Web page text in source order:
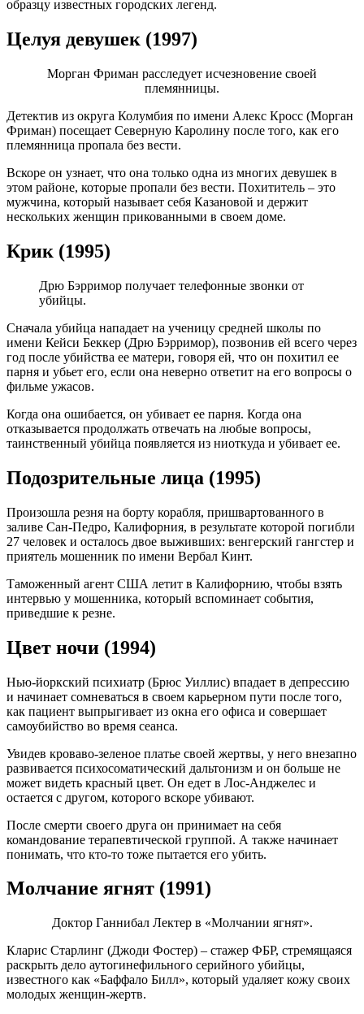
образцу известных городских легенд.
Целуя девушек (1997)
Морган Фриман расследует исчезновение своей
племянницы.
Детектив из округа Колумбия по имени Алекс Кросс (Морган
Фриман) посещает Северную Каролину после того, как его
племянница пропала без вести.
Вскоре он узнает, что она только одна из многих девушек в
этом районе, которые пропали без вести. Похититель – это
мужчина, который называет себя Казановой и держит
нескольких женщин прикованными в своем доме.
Крик (1995)
Дрю Бэрримор получает телефонные звонки от
убийцы.
Сначала убийца нападает на ученицу средней школы по
имени Кейси Беккер (Дрю Бэрримор), позвонив ей всего через
год после убийства ее матери, говоря ей, что он похитил ее
парня и убьет его, если она неверно ответит на его вопросы о
фильме ужасов.
Когда она ошибается, он убивает ее парня. Когда она
отказывается продолжать отвечать на любые вопросы,
таинственный убийца появляется из ниоткуда и убивает ее.
Подозрительные лица (1995)
Произошла резня на борту корабля, пришвартованного в
заливе Сан-Педро, Калифорния, в результате которой погибли
27 человек и осталось двое выживших: венгерский гангстер и
приятель мошенник по имени Вербал Кинт.
Таможенный агент США летит в Калифорнию, чтобы взять
интервью у мошенника, который вспоминает события,
приведшие к резне.
Цвет ночи (1994)
Нью-йоркский психиатр (Брюс Уиллис) впадает в депрессию
и начинает сомневаться в своем карьерном пути после того,
как пациент выпрыгивает из окна его офиса и совершает
самоубийство во время сеанса.
Увидев кроваво-зеленое платье своей жертвы, у него внезапно
развивается психосоматический дальтонизм и он больше не
может видеть красный цвет. Он едет в Лос-Анджелес и
остается с другом, которого вскоре убивают.
После смерти своего друга он принимает на себя
командование терапевтической группой. А также начинает
понимать, что кто-то тоже пытается его убить.
Молчание ягнят (1991)
Доктор Ганнибал Лектер в «Молчании ягнят».
Кларис Старлинг (Джоди Фостер) – стажер ФБР, стремящаяся
раскрыть дело аутогинефильного серийного убийцы,
известного как «Баффало Билл», который удаляет кожу своих
молодых женщин-жертв.